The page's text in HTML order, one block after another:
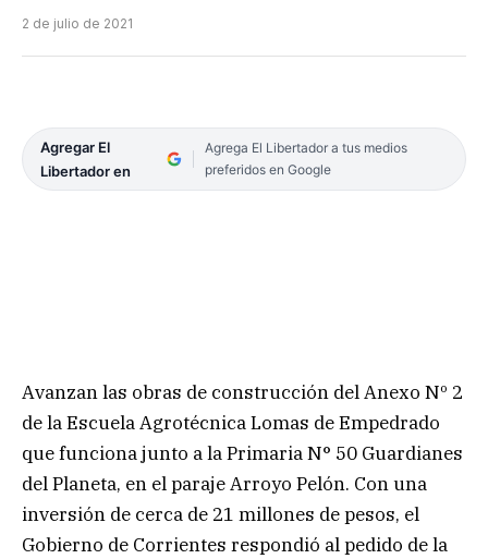
2 de julio de 2021
Agregar El
Libertador en
Agrega El Libertador a tus medios
preferidos en Google
Avanzan las obras de construcción del Anexo Nº 2
de la Escuela Agrotécnica Lomas de Empedrado
que funciona junto a la Primaria N° 50 Guardianes
del Planeta, en el paraje Arroyo Pelón. Con una
inversión de cerca de 21 millones de pesos, el
Gobierno de Corrientes respondió al pedido de la